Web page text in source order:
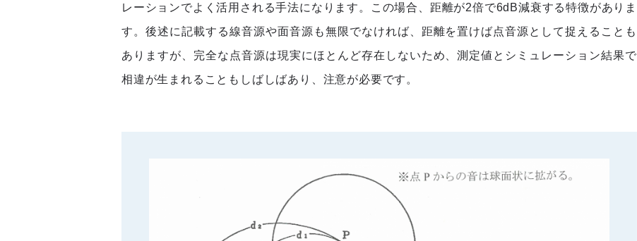
レーションでよく活用される手法になります。この場合、距離が2倍で6dB減衰する特徴がありま
す。後述に記載する線音源や面音源も無限でなければ、距離を置けば点音源として捉えることも
ありますが、完全な点音源は現実にほとんど存在しないため、測定値とシミュレーション結果で
相違が生まれることもしばしばあり、注意が必要です。